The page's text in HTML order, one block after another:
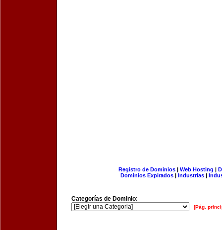
Registro de Dominios| Web Hosting |
Dominios Expirados | Industrias |
Categorías de Dominio:
[Pág.